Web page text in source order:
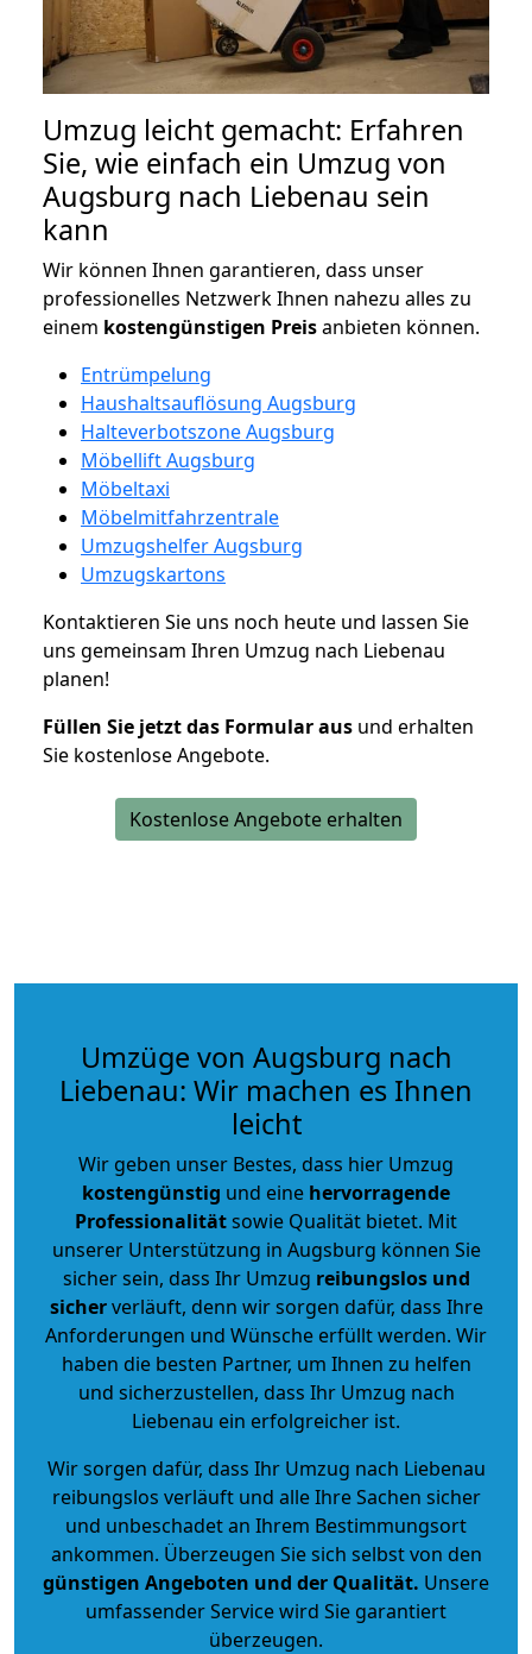
Umzug leicht gemacht: Erfahren
Sie, wie einfach ein Umzug von
Augsburg nach Liebenau sein
kann
Wir können Ihnen garantieren, dass unser
professionelles Netzwerk Ihnen nahezu alles zu
einem kostengünstigen Preisanbieten können.
Entrümpelung
Haushaltsauflösung Augsburg
Halteverbotszone Augsburg
Möbellift Augsburg
Möbeltaxi
Möbelmitfahrzentrale
Umzugshelfer Augsburg
Umzugskartons
Kontaktieren Sie uns noch heute und lassen Sie
uns gemeinsam Ihren Umzug nach Liebenau
planen!
Füllen Sie jetzt das Formular aus und erhalten
Sie kostenlose Angebote.
Kostenlose Angebote erhalten
Umzüge von Augsburg nach
Liebenau: Wir machen es Ihnen
leicht
Wir geben unser Bestes, dass hier Umzug
kostengünstig und eine hervorragende
Professionalitätsowie Qualität bietet. Mit
unserer Unterstützung in Augsburg können Sie
sicher sein, dass Ihr Umzug reibungslos und
sicherverläuft, denn wir sorgen dafür, dass Ihre
Anforderungen und Wünsche erfüllt werden. Wir
haben die besten Partner, um Ihnen zu helfen
und sicherzustellen, dass Ihr Umzug nach
Liebenau ein erfolgreicher ist.
Wir sorgen dafür, dass Ihr Umzug nach Liebenau
reibungslos verläuft und alle Ihre Sachen sicher
und unbeschadet an Ihrem Bestimmungsort
ankommen. Überzeugen Sie sich selbst von den
günstigen Angeboten und der Qualität. Unsere
umfassender Service wird Sie garantiert
überzeugen.